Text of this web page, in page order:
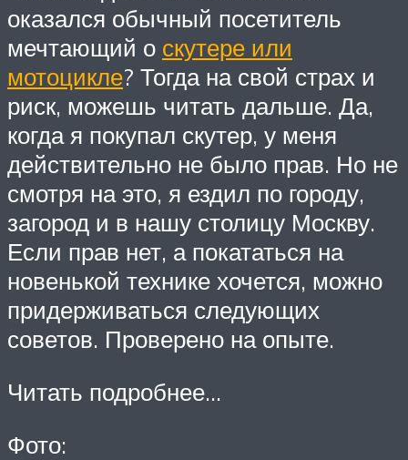
оказался обычный посетитель
мечтающий о скутере или
мотоцикле? Тогда на свой страх и
риск, можешь читать дальше. Да,
когда я покупал скутер, у меня
действительно не было прав. Но не
смотря на это, я ездил по городу,
загород и в нашу столицу Москву.
Если прав нет, а покататься на
новенькой технике хочется, можно
придерживаться следующих
советов. Проверено на опыте.
Читать подробнее…
Фото: